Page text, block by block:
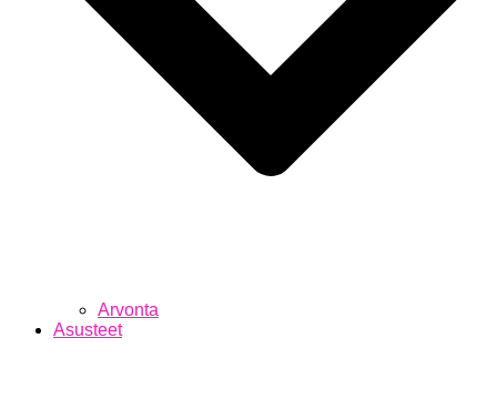
Arvonta
Asusteet